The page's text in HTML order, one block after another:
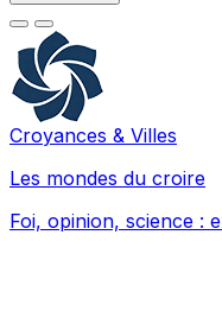
Croyances & Villes
Les mondes du croire
Foi, opinion, science :